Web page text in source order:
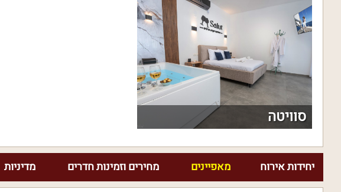
סוויטה
יחידות אירוח מאפיינים מחירים וזמינות חדרים מדיניות